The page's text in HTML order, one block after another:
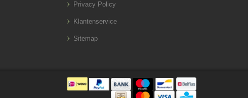
Privacy Policy
Klantenservice
Sitemap